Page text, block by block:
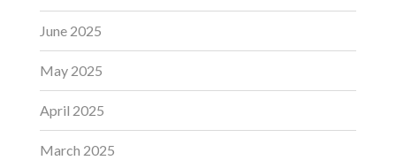
June 2025
May 2025
April 2025
March 2025